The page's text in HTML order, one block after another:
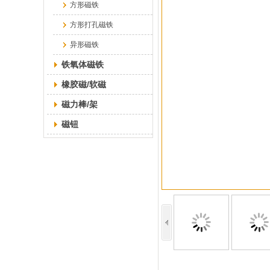
方形磁铁
方形打孔磁铁
异形磁铁
铁氧体磁铁
橡胶磁/软磁
磁力棒/架
磁钮